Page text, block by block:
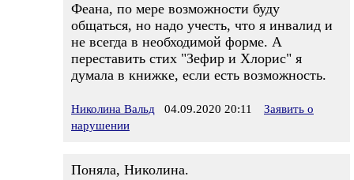
Феана, по мере возможности буду
общаться, но надо учесть, что я инвалид и
не всегда в необходимой форме. А
переставить стих "Зефир и Хлорис" я
думала в книжке, если есть возможность.
Николина Вальд 04.09.2020 20:11
Заявить о
нарушении
Поняла, Николина.